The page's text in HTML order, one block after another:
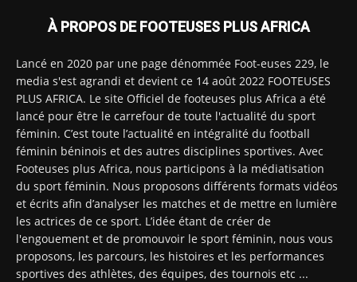
À PROPOS DE FOOTEUSES PLUS AFRICA
Lancé en 2020 par une page dénommée Foot-euses 229, le
media s'est agrandi et devient ce 14 août 2022 FOOTEUSES
PLUS AFRICA. Le site Officiel de footeuses plus Africa a été
lancé pour être le carrefour de toute l'actualité du sport
féminin. C’est toute l’actualité en intégralité du football
féminin béninois et des autres disciplines sportives. Avec
Footeuses plus Africa, nous participons à la médiatisation
du sport féminin. Nous proposons différents formats vidéos
et écrits afin d’analyser les matches et de mettre en lumière
les actrices de ce sport. L’idée étant de créer de
l'engouement et de promouvoir le sport féminin, nous vous
proposons, les parcours, les histoires et les performances
sportives des athlètes, des équipes, des tournois etc ...